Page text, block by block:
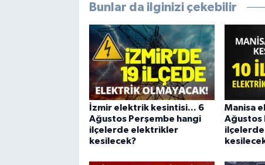
Bunlar da ilginizi çekebilir
İzmir elektrik kesintisi... 6
Ağustos Perşembe hangi
ilçelerde elektrikler
kesilecek?
Manisa
Ağustos